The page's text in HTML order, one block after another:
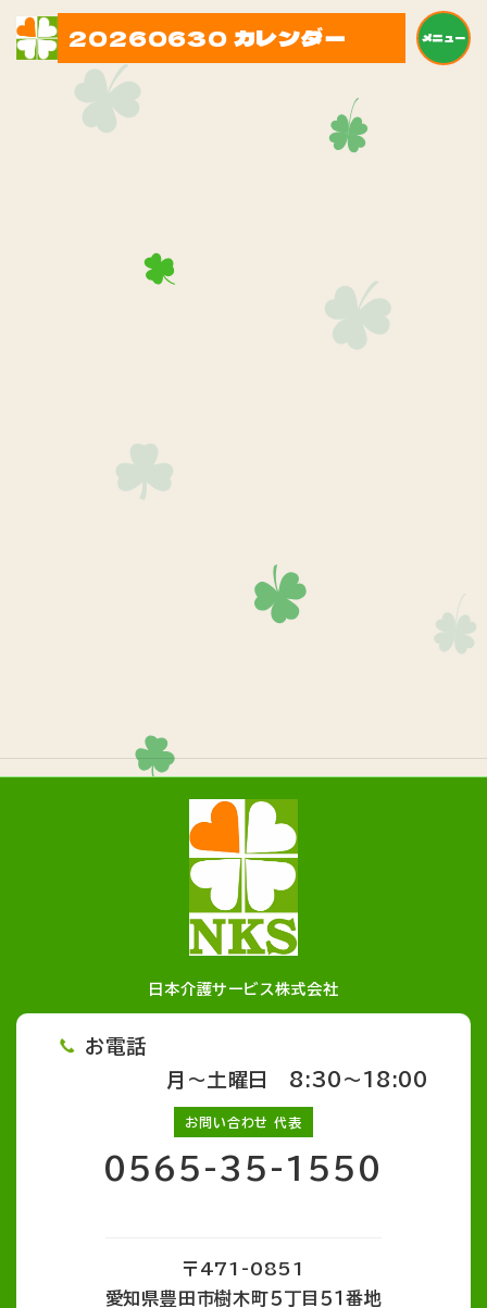
20260630 カレンダー メニュー
日本介護サービス株式会社
お電話
月～土曜日 8:30～18:00
お問い合わせ 代表
0565-35-1550
〒471-0851
愛知県豊田市樹木町５丁目５１番地